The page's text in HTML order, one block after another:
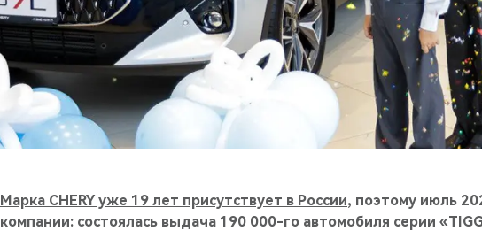
Марка CHERY уже 19 лет присутствует в России, поэтому июль
компании: состоялась выдача 190 000-го автомобиля серии